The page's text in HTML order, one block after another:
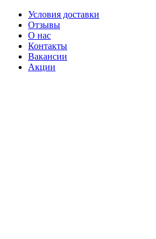
Условия доставки
Отзывы
О нас
Контакты
Вакансии
Акции